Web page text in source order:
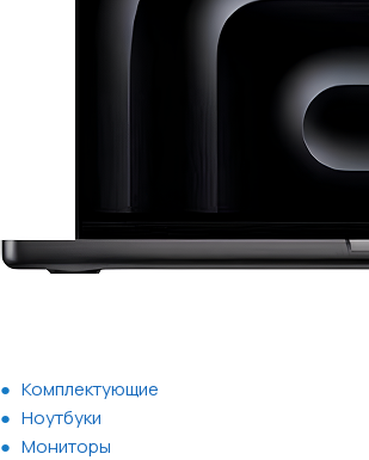
Комплектующие
Ноутбуки
Мониторы